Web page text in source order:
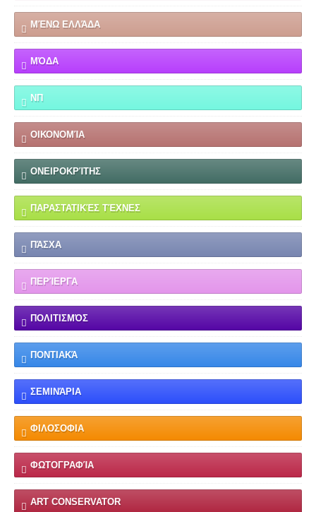
ΜΈΝΩ ΕΛΛΆΔΑ
ΜΌΔΑ
ΝΠ
ΟΙΚΟΝΟΜΊΑ
ΟΝΕΙΡΟΚΡΊΤΗΣ
ΠΑΡΑΣΤΑΤΙΚΈΣ ΤΈΧΝΕΣ
ΠΆΣΧΑ
ΠΕΡΊΕΡΓΑ
ΠΟΛΙΤΙΣΜΌΣ
ΠΟΝΤΙΑΚΆ
ΣΕΜΙΝΆΡΙΑ
ΦΙΛΟΣΟΦΙΑ
ΦΩΤΟΓΡΑΦΊΑ
ART CONSERVATOR